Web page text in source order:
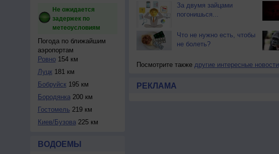
Не ожидается
задержек по
метеоусловиям
Погода по ближайшим
аэропортам
Ровно154 км
Луцк181 км
Бобруйск195 км
Бородянка200 км
Гостомель 219 км
Киев/Бузова225 км
ВОДОЕМЫ
За двумя зайцами
погонишься...
Что не нужно есть, чтобы
не болеть?
Посмотрите также другие интересные новости
РЕКЛАМА